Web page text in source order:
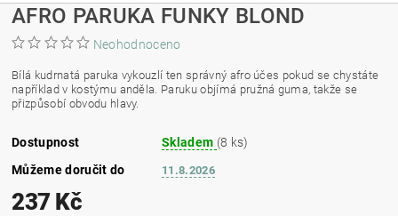
AFRO PARUKA FUNKY BLOND
Neohodnoceno
Bílá kudrnatá paruka vykouzlí ten správný afro účes pokud se chystáte
například v kostýmu anděla. Paruku objímá pružná guma, takže se
přizpůsobí obvodu hlavy.
Dostupnost Skladem (8 ks)
Můžeme doručit do
11.8.2026
237 Kč